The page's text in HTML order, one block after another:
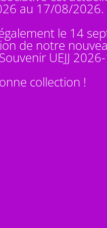
au 17/08/2026.
le 14
de notre
UEJJ
collection !